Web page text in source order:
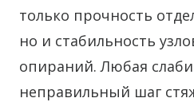
только прочность
но и стабильность
опираний. Любая
неправильный шаг